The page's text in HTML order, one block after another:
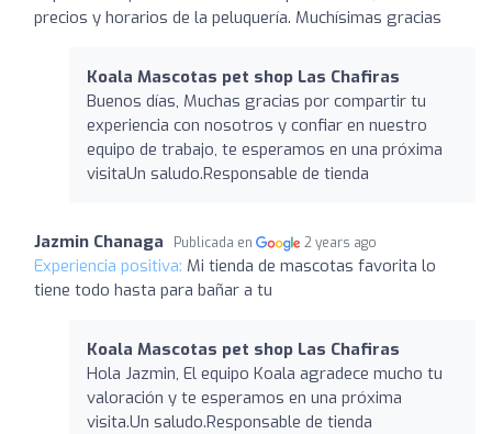
precios y horarios de la peluquería. Muchísimas gracias
Koala Mascotas pet shop Las Chafiras
Buenos días, Muchas gracias por compartir tu
experiencia con nosotros y confiar en nuestro
equipo de trabajo, te esperamos en una próxima
visitaUn saludo.Responsable de tienda
Jazmin Chanaga Publicada en 2 years ago
Experiencia positiva: Mi tienda de mascotas favorita lo
tiene todo hasta para bañar a tu
Koala Mascotas pet shop Las Chafiras
Hola Jazmin, El equipo Koala agradece mucho tu
valoración y te esperamos en una próxima
visita.Un saludo.Responsable de tienda